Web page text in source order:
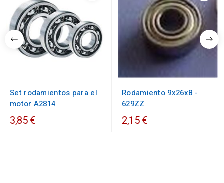
Set rodamientos para el
motor A2814
3,85 €
Rodamiento 9x26x8 -
629ZZ
2,15 €